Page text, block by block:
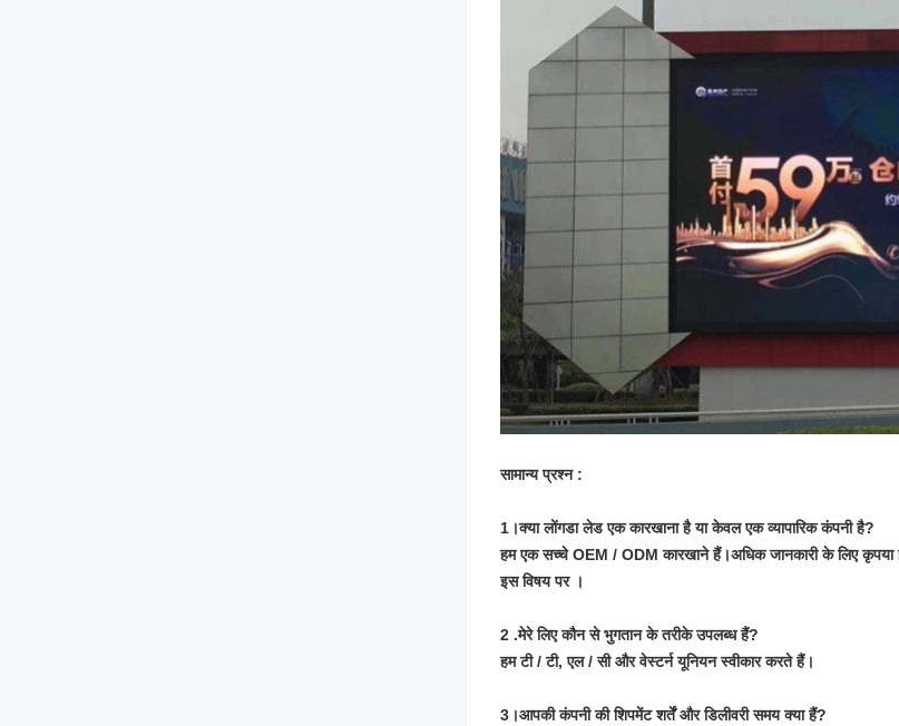
सामान्य प्रश्न :
1।क्या लोंगडा लेड एक कारखाना है या केवल एक व्यापारिक कंपनी है?
हम एक सच्चे OEM / ODM कारखाने हैं।अधिक जानकारी के लिए कृपया
इस विषय पर ।
2 .मेरे लिए कौन से भुगतान के तरीके उपलब्ध हैं?
हम टी / टी, एल / सी और वेस्टर्न यूनियन स्वीकार करते हैं।
3।आपकी कंपनी की शिपमेंट शर्तें और डिलीवरी समय क्या हैं?